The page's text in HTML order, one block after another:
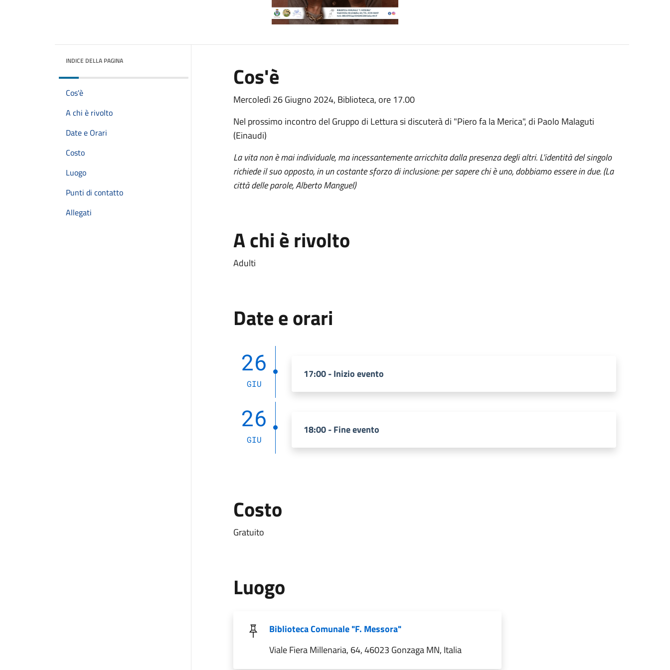
INDICE DELLA PAGINA
Cos'è
A chi è rivolto
Date e Orari
Costo
Luogo
Punti di contatto
Allegati
Cos'è
Mercoledì 26 Giugno 2024, Biblioteca, ore 17.00
Nel prossimo incontro del Gruppo di Lettura si discuterà di "Piero fa la Merica", di Paolo Malaguti
(Einaudi)
La vita non è mai individuale, ma incessantemente arricchita dalla presenza degli altri. L'identità del singolo
richiede il suo opposto, in un costante sforzo di inclusione: per sapere chi è uno, dobbiamo essere in due. (La
città delle parole, Alberto Manguel)
A chi è rivolto
Adulti
Date e orari
26
GIU
17:00 - Inizio evento
26
GIU
18:00 - Fine evento
Costo
Gratuito
Luogo
Biblioteca Comunale "F. Messora"
Viale Fiera Millenaria, 64, 46023 Gonzaga MN, Italia